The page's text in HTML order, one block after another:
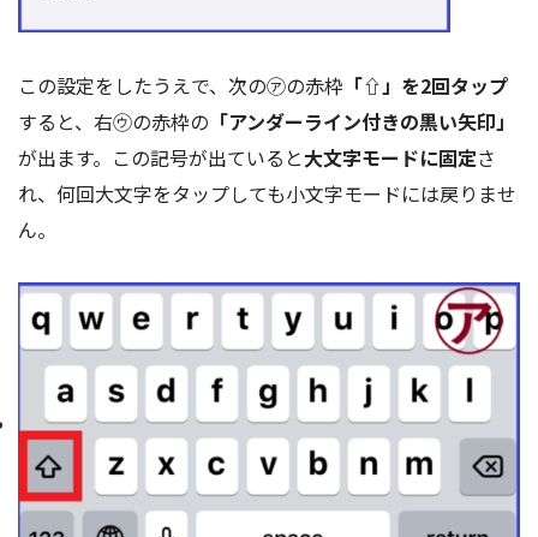
この設定をしたうえで、次の㋐の赤枠 「⇧」を2回タップ
すると、右㋒の赤枠の 「アンダーライン付きの黒い矢印」
が出ます。この記号が出ていると大文字モードに固定さ
れ、何回大文字をタップしても小文字モードには戻りませ
ん。